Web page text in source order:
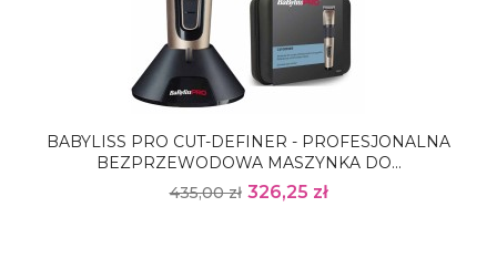
BABYLISS PRO CUT-DEFINER - PROFESJONALNA
BEZPRZEWODOWA MASZYNKA DO...
435,00 zł 326,25 zł